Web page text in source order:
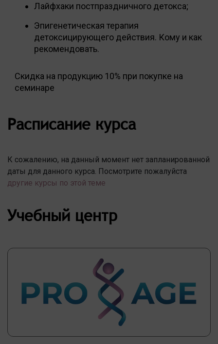
Лайфхаки постпраздничного детокса;
Эпигенетическая терапия
детоксицирующего действия. Кому и как
рекомендовать.
Скидка на продукцию 10% при покупке на
семинаре
Расписание курса
К сожалению, на данный момент нет запланированной
даты для данного курса. Посмотрите пожалуйста
другие курсы по этой теме
Учебный центр